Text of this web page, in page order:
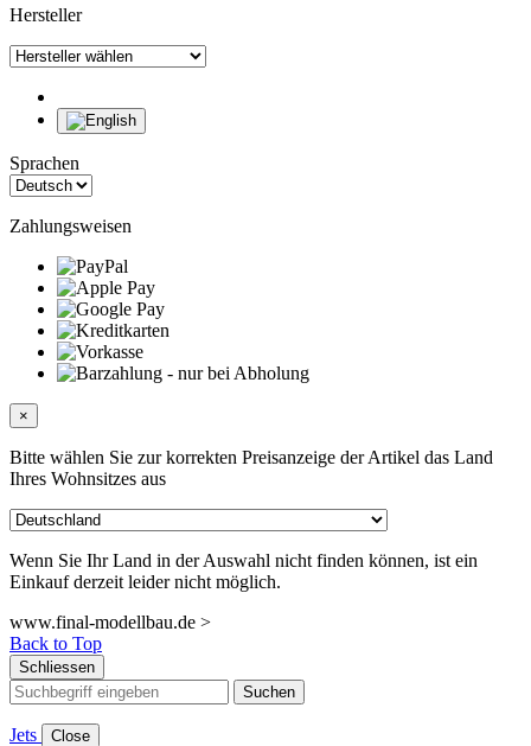
Hersteller
Sprachen
Zahlungsweisen
×
Bitte wählen Sie zur korrekten Preisanzeige der Artikel das Land
Ihres Wohnsitzes aus
Wenn Sie Ihr Land in der Auswahl nicht finden können, ist ein
Einkauf derzeit leider nicht möglich.
www.final-modellbau.de >
Back to Top
Schliessen
Suchen
Jets Close